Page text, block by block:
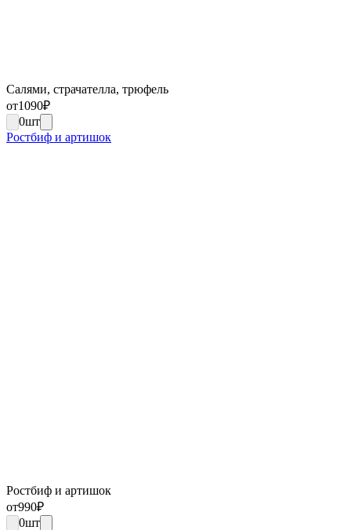
Салями, страчателла, трюфель
от1090₽
0шт
Ростбиф и артишок
Ростбиф и артишок
от990₽
0шт